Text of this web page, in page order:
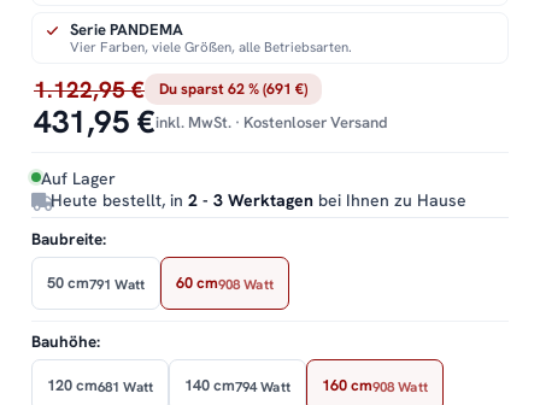
1.122,95 € Du sparst 62 % (691 €)
431,95 €inkl. MwSt. · Kostenloser Versand
Auf Lager
Heute bestellt, in 2 - 3 Werktagen bei Ihnen zu Hause
Serie PANDEMA
Vier Farben, viele Größen, alle Betriebsarten.
Baubreite:
50 cm791 Watt 60 cm908 Watt
Bauhöhe:
120 cm681 Watt 140 cm794 Watt 160 cm908 Watt